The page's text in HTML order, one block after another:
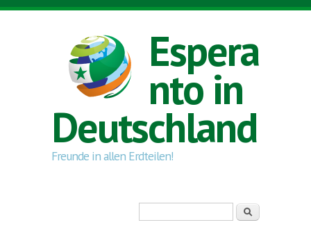
Direkt zum Inhalt
Espera
nto in
Deutschland
Freunde in allen Erdteilen!